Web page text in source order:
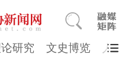
研究 文史博览 人物